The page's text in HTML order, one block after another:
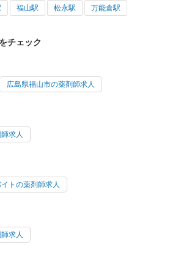
福山駅 松永駅 万能倉駅
チェック
広島県福山市の薬剤師求人
求人
トの薬剤師求人
求人